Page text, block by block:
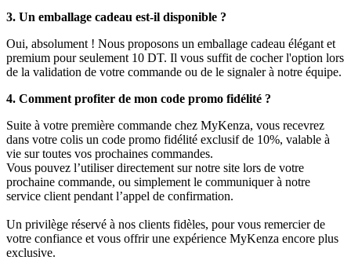
3. Un emballage cadeau est-il disponible ?
Oui, absolument ! Nous proposons un emballage cadeau élégant et
premium pour seulement 10 DT. Il vous suffit de cocher l'option lors
de la validation de votre commande ou de le signaler à notre équipe.
4. Comment profiter de mon code promo fidélité ?
Suite à votre première commande chez MyKenza, vous recevrez
dans votre colis un code promo fidélité exclusif de 10%, valable à
vie sur toutes vos prochaines commandes.
Vous pouvez l’utiliser directement sur notre site lors de votre
prochaine commande, ou simplement le communiquer à notre
service client pendant l’appel de confirmation.
Un privilège réservé à nos clients fidèles, pour vous remercier de
votre confiance et vous offrir une expérience MyKenza encore plus
exclusive.